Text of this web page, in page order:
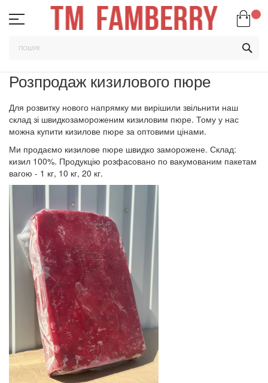
Content
Розпродаж кизилового пюре
Для розвитку нового напрямку ми вирішили звільнити наш
склад зі швидкозамороженим кизиловим пюре. Тому у нас
можна купити кизилове пюре за оптовими цінами.
Ми продаємо кизилове пюре швидко заморожене. Склад:
кизил 100%. Продукцію розфасовано по вакумованим пакетам
вагою - 1 кг, 10 кг, 20 кг.